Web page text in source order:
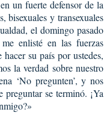
un fuerte defensor de la
bisexuales y transexuales
el domingo pasado
enlisté en las fuerzas
su país por ustedes,
la verdad sobre nuestro
‘No pregunten’, y nos
se terminó. ¡Ya